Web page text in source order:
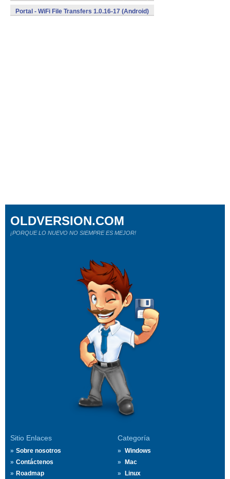
Portal - WiFi File Transfers 1.0.16-17 (Android)
Sitio Enlaces
Sobre nosotros
Contáctenos
Roadmap
Categoría
Windows
Mac
Linux
OLDVERSION.COM
¡PORQUE LO NUEVO NO SIEMPRE ES MEJOR!